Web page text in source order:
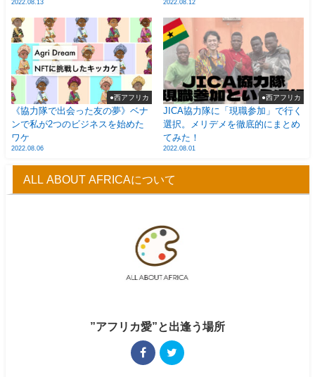
2022.08.13 2022.08.12
●西アフリカ
《協力隊で出会った友の夢》ベナ
ンで私が2つのビジネスを始めた
ワケ
2022.08.06
●西アフリカ
JICA協力隊に「現職参加」で行く
選択。メリデメを徹底的にまとめ
てみた！
2022.08.01
ALL ABOUT AFRICAについて
”アフリカ愛”と出逢う場所